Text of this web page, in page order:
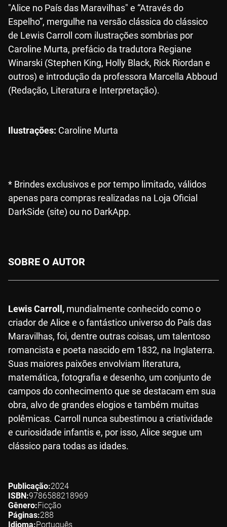
"Alice no País das Maravilhas" e “Através do
Espelho”, mergulhe na versão clássica do clássico
de Lewis Carroll com ilustrações sombrias por
Caroline Murta, prefácio da tradutora Regiane
Winarski (Stephen King, Holly Black, Rick Riordan e
outros) e introdução da professora Marcella Abboud
(Redação, Literatura e Interpretação).
Ilustrações: Caroline Murta
* Brindes exclusivos e por tempo limitado, válidos
apenas para compras realizadas na Loja Oficial
DarkSide (site) ou no DarkApp.
SOBRE O AUTOR
Lewis Carroll, mundialmente conhecido como o
criador de Alice e o fantástico universo do País das
Maravilhas, foi, dentre outras coisas, um talentoso
romancista e poeta nascido em 1832, na Inglaterra.
Suas maiores paixões envolviam literatura,
matemática, fotografia e desenho, um conjunto de
campos do conhecimento que se destacam em sua
obra, alvo de grandes elogios e também muitas
polêmicas. Carroll nunca subestimou a criatividade
e curiosidade infantis e, por isso, Alice segue um
clássico para todas as idades.
Publicação 2024
ISBN 9786588218969
Gênero Ficção
Páginas 288
Idioma Português